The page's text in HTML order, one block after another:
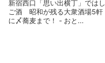
新宿西口「思い出横丁」ではし
ご酒 昭和が残る大衆酒場5軒
に〆蕎麦まで！ - おと...